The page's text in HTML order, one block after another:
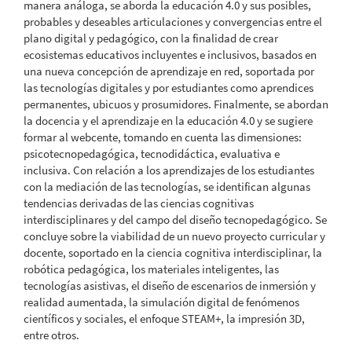
manera análoga, se aborda la educación 4.0 y sus posibles,
probables y deseables articulaciones y convergencias entre el
plano digital y pedagógico, con la finalidad de crear
ecosistemas educativos incluyentes e inclusivos, basados en
una nueva concepción de aprendizaje en red, soportada por
las tecnologías digitales y por estudiantes como aprendices
permanentes, ubicuos y prosumidores. Finalmente, se abordan
la docencia y el aprendizaje en la educación 4.0 y se sugiere
formar al webcente, tomando en cuenta las dimensiones:
psicotecnopedagógica, tecnodidáctica, evaluativa e
inclusiva. Con relación a los aprendizajes de los estudiantes
con la mediación de las tecnologías, se identifican algunas
tendencias derivadas de las ciencias cognitivas
interdisciplinares y del campo del diseño tecnopedagógico. Se
concluye sobre la viabilidad de un nuevo proyecto curricular y
docente, soportado en la ciencia cognitiva interdisciplinar, la
robótica pedagógica, los materiales inteligentes, las
tecnologías asistivas, el diseño de escenarios de inmersión y
realidad aumentada, la simulación digital de fenómenos
científicos y sociales, el enfoque STEAM+, la impresión 3D,
entre otros.